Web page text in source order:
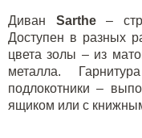
Диван Sarthe–
Доступен в разных
цвета золы – из
металла.
подлокотники –
ящиком или с